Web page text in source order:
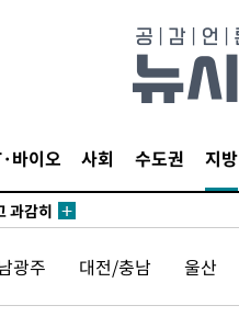
바이오 사회 수도권 지방
병태
만개
과감히
지역 선
광주 대전/충남 울산